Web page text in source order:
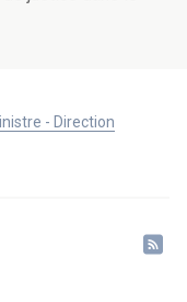
- Direction